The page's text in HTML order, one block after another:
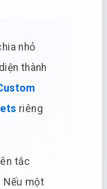
nhỏ
thành
riêng
tắc
Nếu một